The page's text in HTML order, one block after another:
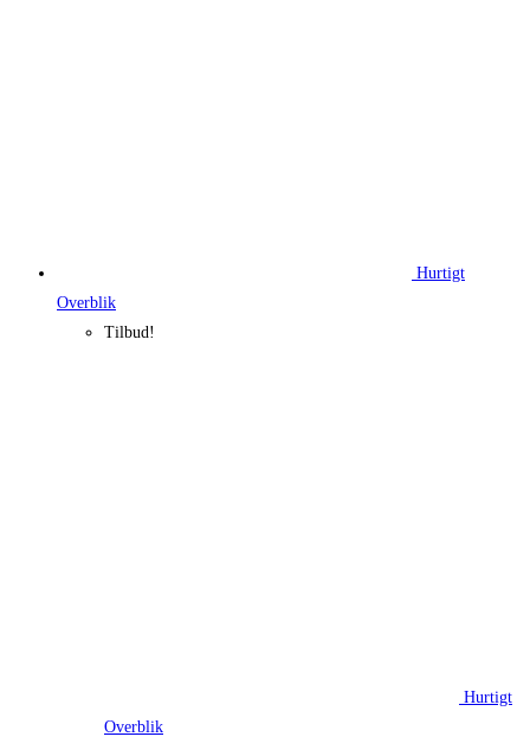
Hurtigt
Overblik
Tilbud!
Hurtigt
Overblik